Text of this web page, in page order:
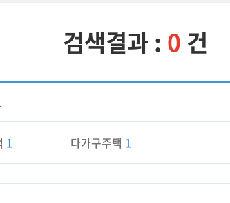
검색결과 : 0 건
1 다가구주택 1